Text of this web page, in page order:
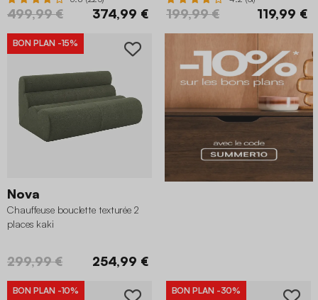
499,99 € 374,99 € 199,99 € 119,99 €
BON PLAN -15%
Nova
Chauffeuse bouclette texturée 2
places kaki
299,99 € 254,99 €
BON PLAN -10% BON PLAN -30%